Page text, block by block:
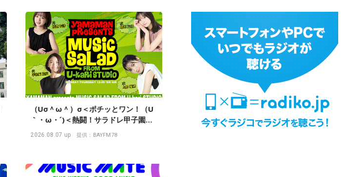
（Uσ＾ω＾）σ＜ポチッとワン！（U
｀・ω・´)＜熱闘！サラドレ甲子園だ
ワン！ 『YAMAMAN presents
MUSIC SALAD FROM U-kari
2026.08.07 up 提供：BAYFM78